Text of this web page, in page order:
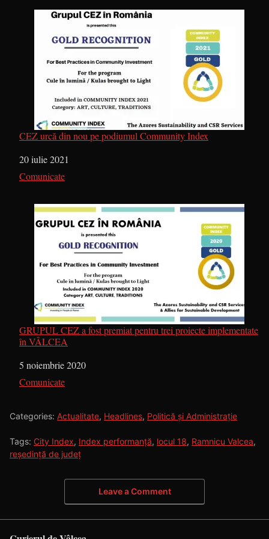
CEZ urcă din nou pe podiumul Community Index
Dată
20 iulie 2021
În legătură cu
Comunicate
GRUPUL CEZ a fost premiat pentru trei proiecte implementate
în VÂLCEA
Dată
5 noiembrie 2020
În legătură cu
Comunicate
Categories: Actualitate, Headlines, Politică și Administrație
Tags: City Index, Index performanță, locul 18, Ramnicu Valcea,
reședință de județ
Leave a Comment